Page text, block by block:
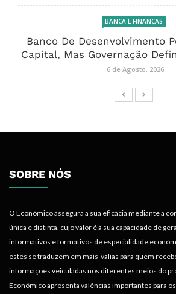
BANCA E FINANÇAS
Banco De Desenvolvimento
Capital, Mas Governação
6 de Agosto, 2026
SOBRE NÓS
O Económico assegura a sua eficácia mediante a
única e distinta, cujo valor é a sua capacidade de
informativos e formativos de especialidade
estes se traduzem em mais-valias para quem
informações veiculadas nos diferentes meios do
Económico apresenta valências importantes para